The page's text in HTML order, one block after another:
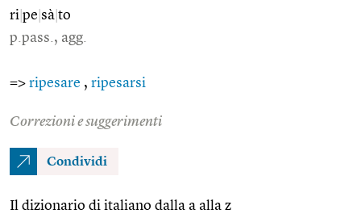
ri pe sà to
p.pass., agg.
=> ripesare , ripesarsi
Correzioni e suggerimenti
Condividi
Il dizionario di italiano dalla a alla z